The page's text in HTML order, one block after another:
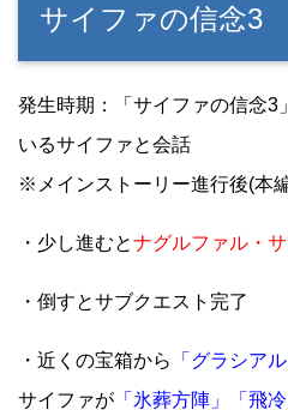
サイファの信念3
発生時期：「サイファの信念3
いるサイファと会話
※メインストーリー進行後(本
・少し進むとナグルファル・
・倒すとサブクエスト完了
・近くの宝箱から 「グラシア
サイファが 「氷葬方陣」「飛冷